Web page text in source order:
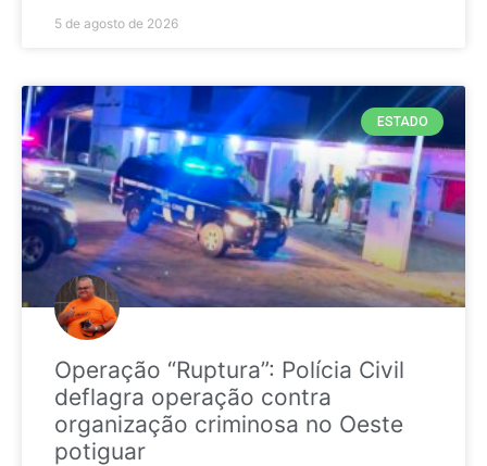
5 de agosto de 2026
ESTADO
Operação “Ruptura”: Polícia Civil
deflagra operação contra
organização criminosa no Oeste
potiguar